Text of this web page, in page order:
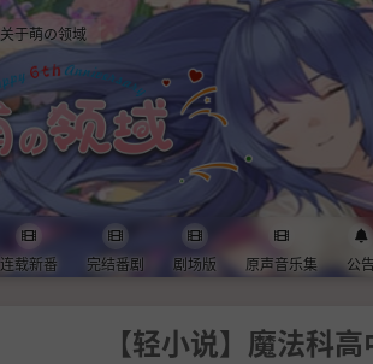
关于萌の领域
连载新番 完结番剧 剧场版 原声音乐集 公告
【轻小说】魔法科